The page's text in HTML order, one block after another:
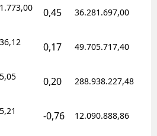
1.773,00 0,45 36.281.697,00
36,12 0,17 49.705.717,40
5,05 0,20 288.938.227,48
5,21 -0,76 12.090.888,86